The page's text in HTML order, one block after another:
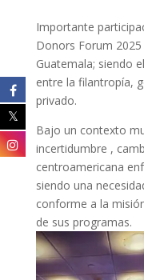
Importante
Donors Forum
Guatemala; siendo
entre la filantropía,
privado.
Bajo un contexto
incertidumbre ,
centroamericana
siendo una
conforme a la
de sus programas.